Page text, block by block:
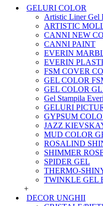
GELURI COLOR
Artistic Liner Gel
ARTISTIC
CANNI NEW
CANNI PAINT
EVERIN
EVERIN
FSM COVER
GEL COLOR
GEL COLOR
Gel Stampila
GELURI
GYPSUM
JAZZ
MUD COLOR
ROSALIND
SHIMMER
SPIDER GEL
THERMO-
TWINKLE GEL
+
DECOR UNGHII